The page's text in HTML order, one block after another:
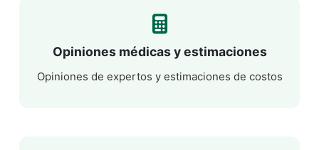
Opiniones médicas y estimaciones
Opiniones de expertos y estimaciones de costos